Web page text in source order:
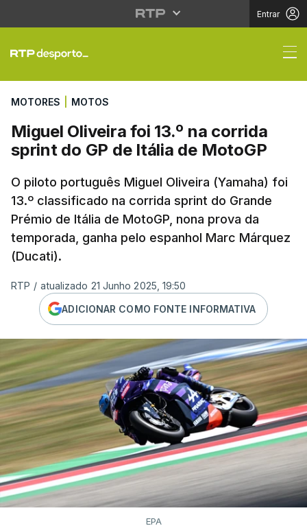
Entrar
Miguel Oliveira foi
MOTORES MOTOS
Miguel Oliveira foi 13.º na corrida
sprint do GP de Itália de MotoGP
O piloto português Miguel Oliveira (Yamaha) foi
13.º classificado na corrida sprint do Grande
Prémio de Itália de MotoGP, nona prova da
temporada, ganha pelo espanhol Marc Márquez
(Ducati).
RTP / atualizado 21 Junho 2025, 19:50
ADICIONAR COMO FONTE INFORMATIVA
EPA